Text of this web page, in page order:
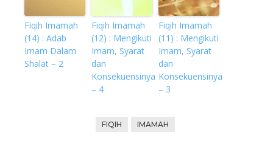
Fiqih Imamah
(14) : Adab
Imam Dalam
Shalat – 2
Fiqih Imamah
(12) : Mengikuti
Imam, Syarat
dan
Konsekuensinya
– 4
Fiqih Imamah
(11) : Mengikuti
Imam, Syarat
dan
Konsekuensinya
– 3
FIQIH IMAMAH